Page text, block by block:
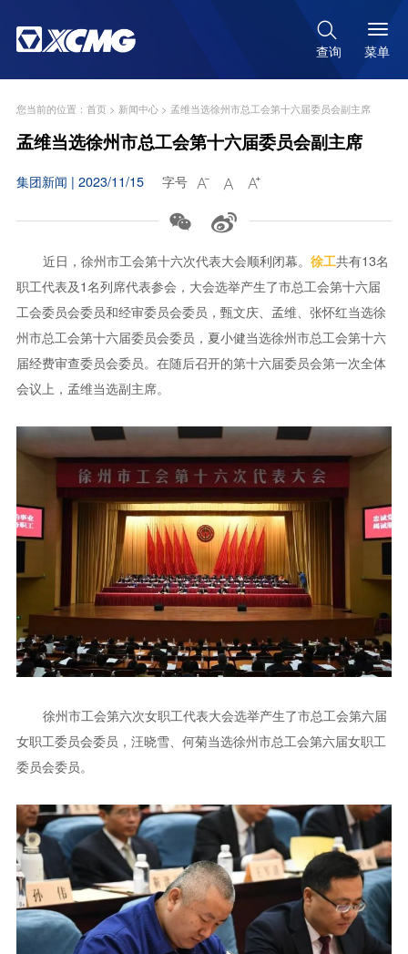

查询 菜单
您当前的位置： 首页 > 新闻中心> 孟维当选徐州市总工会第十六届委员会副主席
孟维当选徐州市总工会第十六届委员会副主席
集团新闻 | 2023/11/15 字号   
 
近日，徐州市工会第十六次代表大会顺利闭幕。 徐工共有13名
职工代表及1名列席代表参会，大会选举产生了市总工会第十六届
工会委员会委员和经审委员会委员，甄文庆、孟维、张怀红当选徐
州市总工会第十六届委员会委员，夏小健当选徐州市总工会第十六
届经费审查委员会委员。在随后召开的第十六届委员会第一次全体
会议上，孟维当选副主席。
徐州市工会第六次女职工代表大会选举产生了市总工会第六届
女职工委员会委员，汪晓雪、何菊当选徐州市总工会第六届女职工
委员会委员。